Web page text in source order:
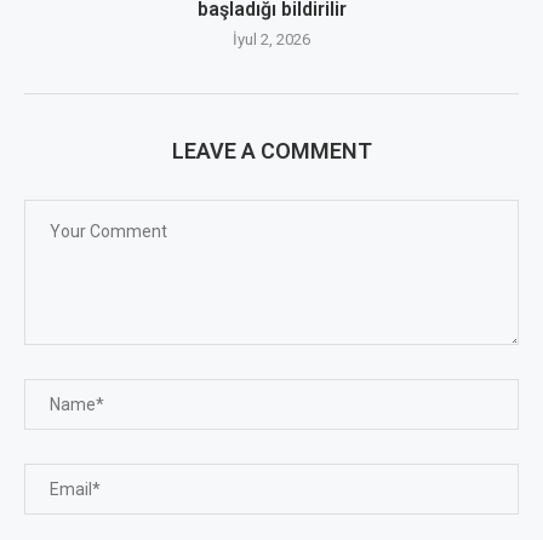
başladığı bildirilir
İyul 2, 2026
LEAVE A COMMENT